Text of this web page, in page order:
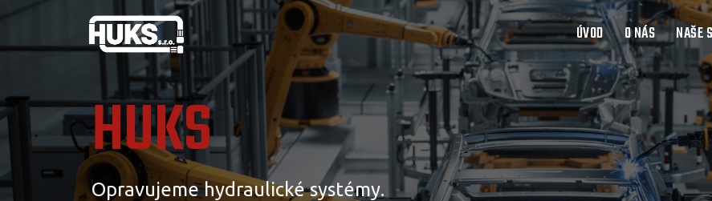
ÚVOD O NÁS NAŠE
HUKS
Opravujeme hydraulické systémy.